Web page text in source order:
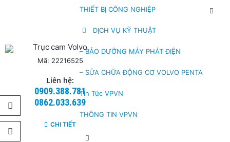
THIẾT BỊ CÔNG NGHIỆP
DỊCH VỤ KỸ THUẬT
– BẢO DƯỠNG MÁY PHÁT ĐIỆN
– SỬA CHỮA ĐỘNG CƠ VOLVO PENTA
Tin Tức VPVN
THÔNG TIN VPVN
Trục cam Volvo
Mã: 22216525
Liên hệ:
0909.388.781
0862.033.639
CHI TIẾT